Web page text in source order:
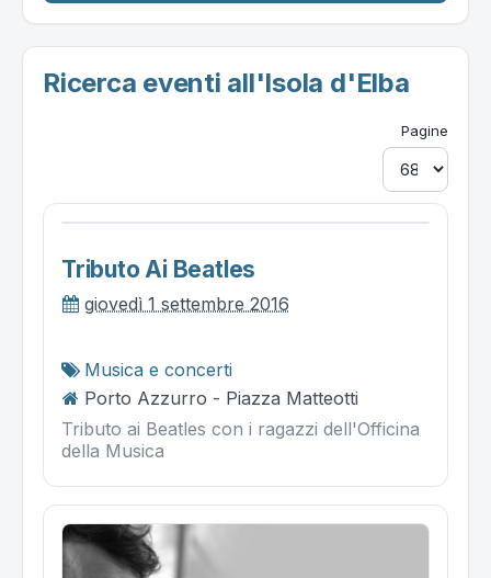
Ricerca eventi all'Isola d'Elba
Pagine
Tributo Ai Beatles
giovedì 1 settembre 2016
Musica e concerti
Porto Azzurro - Piazza Matteotti
Tributo ai Beatles con i ragazzi dell'Officina
della Musica